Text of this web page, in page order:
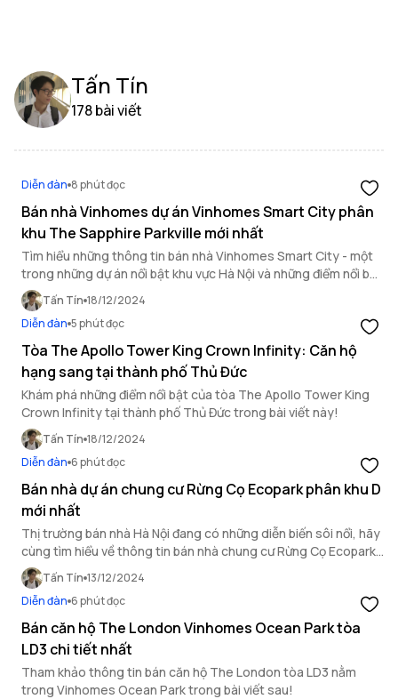
Tấn Tín
178 bài viết
Diễn đàn 8 phút đọc
Bán nhà Vinhomes dự án Vinhomes Smart City phân
khu The Sapphire Parkville mới nhất
Tìm hiểu những thông tin bán nhà Vinhomes Smart City - một
trong những dự án nổi bật khu vực Hà Nội và những điểm nổi bật
của phân khu The Sapphire Parkville.
Tấn Tín 18/12/2024
Diễn đàn 5 phút đọc
Tòa The Apollo Tower King Crown Infinity: Căn hộ
hạng sang tại thành phố Thủ Đức
Khám phá những điểm nổi bật của tòa The Apollo Tower King
Crown Infinity tại thành phố Thủ Đức trong bài viết này!
Tấn Tín 18/12/2024
Diễn đàn 6 phút đọc
Bán nhà dự án chung cư Rừng Cọ Ecopark phân khu D
mới nhất
Thị trường bán nhà Hà Nội đang có những diễn biến sôi nổi, hãy
cùng tìm hiểu về thông tin bán nhà chung cư Rừng Cọ Ecopark
mới nhất ngay bây giờ.
Tấn Tín 13/12/2024
Diễn đàn 6 phút đọc
Bán căn hộ The London Vinhomes Ocean Park tòa
LD3 chi tiết nhất
Tham khảo thông tin bán căn hộ The London tòa LD3 nằm
trong Vinhomes Ocean Park trong bài viết sau!